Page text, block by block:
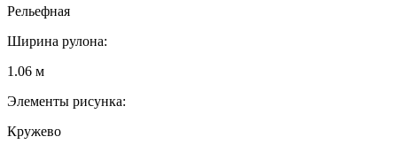
Рельефная
Ширина рулона:
1.06 м
Элементы рисунка:
Кружево